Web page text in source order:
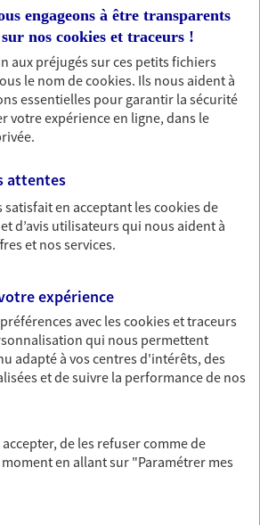
UN TARIF EN LIGNE
Accidents de la Vie
jardinage, pâtissier en herbe
personne n'est à l'abri d'un
Avec Ma Protection
Accidents de la Vie
UN TARIF EN LIGNE
Entreprise
et en sérénité avec votre
entreprise. Un contrat
vos locaux, matériels pro,
sans oublier votre
Entreprise
engageons à être transparents
nos cookies et traceurs !
aux préjugés sur ces petits fichiers
le nom decookies. Ils nous aident à
essentielles pour garantir la sécurité
votre expérience en ligne, dans le
attentes
en acceptant lescookiesde
d’avis utilisateurs qui nous aident à
et nos services.
expérience
avec lescookies et traceurs
qui nous permettent
adapté à vos centres d'intérêts, des
et de suivre la performance de nos
de les refuser comme de
en allant sur "Paramétrer mes